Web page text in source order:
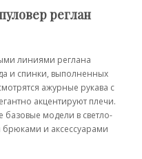
реглан
линиями реглана
и спинки, выполненных
ажурные рукава с
акцентируют плечи.
модели в светло-
брюками и аксессуарами